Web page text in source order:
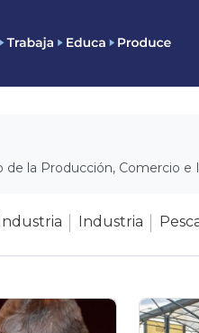
la Producción, Comercio e
Industria